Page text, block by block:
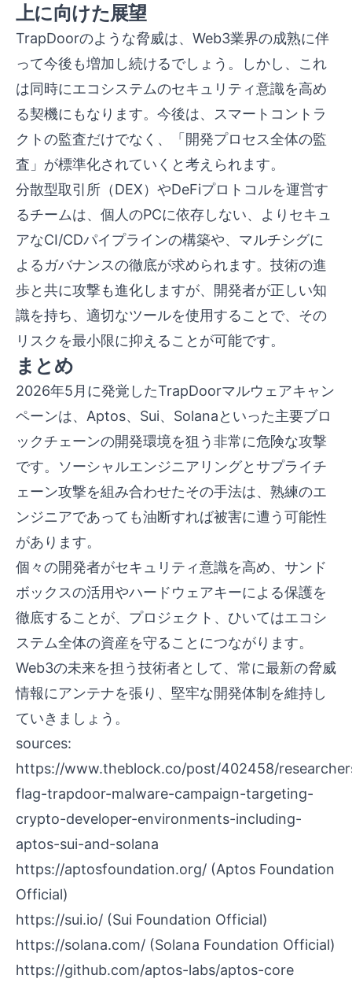
上に向けた展望
TrapDoorのような脅威は、Web3業界の成熟に伴
って今後も増加し続けるでしょう。しかし、これ
は同時にエコシステムのセキュリティ意識を高め
る契機にもなります。今後は、スマートコントラ
クトの監査だけでなく、「開発プロセス全体の監
査」が標準化されていくと考えられます。
分散型取引所（DEX）やDeFiプロトコルを運営す
るチームは、個人のPCに依存しない、よりセキュ
アなCI/CDパイプラインの構築や、マルチシグに
よるガバナンスの徹底が求められます。技術の進
歩と共に攻撃も進化しますが、開発者が正しい知
識を持ち、適切なツールを使用することで、その
リスクを最小限に抑えることが可能です。
まとめ
2026年5月に発覚したTrapDoorマルウェアキャン
ペーンは、Aptos、Sui、Solanaといった主要ブロ
ックチェーンの開発環境を狙う非常に危険な攻撃
です。ソーシャルエンジニアリングとサプライチ
ェーン攻撃を組み合わせたその手法は、熟練のエ
ンジニアであっても油断すれば被害に遭う可能性
があります。
個々の開発者がセキュリティ意識を高め、サンド
ボックスの活用やハードウェアキーによる保護を
徹底することが、プロジェクト、ひいてはエコシ
ステム全体の資産を守ることにつながります。
Web3の未来を担う技術者として、常に最新の脅威
情報にアンテナを張り、堅牢な開発体制を維持し
ていきましょう。
sources:
https://www.theblock.co/post/402458/
flag-trapdoor-malware-campaign-targeting-
crypto-developer-environments-including-
aptos-sui-and-solana
https://aptosfoundation.org/ (Aptos Foundation
Official)
https://sui.io/ (Sui Foundation Official)
https://solana.com/ (Solana Foundation Official)
https://github.com/aptos-labs/aptos-core